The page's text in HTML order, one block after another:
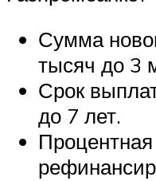
Сумма
тысяч до 3
Срок
до 7 лет.
Процентная